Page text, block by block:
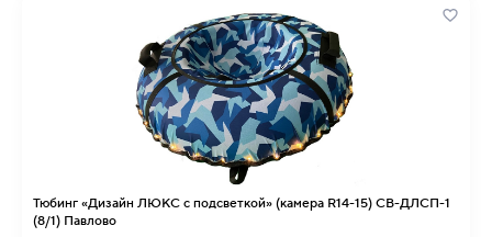
Тюбинг «Дизайн ЛЮКС с подсветкой» (камера R14-15) СВ-ДЛСП-1
(8/1) Павлово